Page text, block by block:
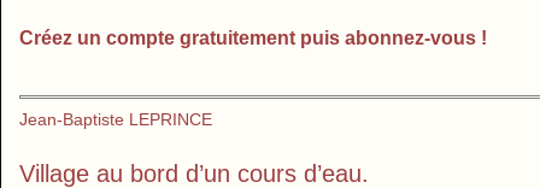
Créez un compte gratuitement puis abonnez-vous !
Jean-Baptiste LEPRINCE
Village au bord d’un cours d’eau.